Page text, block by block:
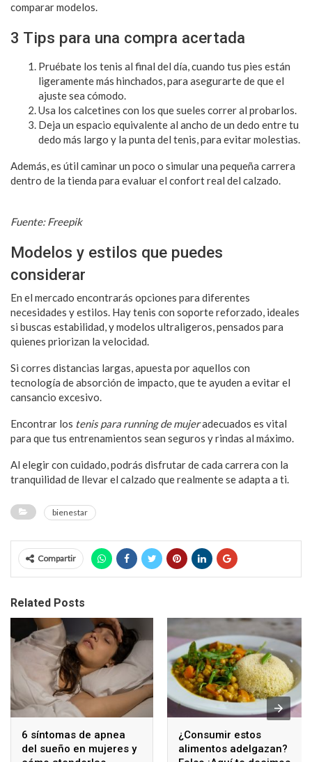
comparar modelos.
3 Tips para una compra acertada
Pruébate los tenis al final del día, cuando tus pies están
ligeramente más hinchados, para asegurarte de que el
ajuste sea cómodo.
Usa los calcetines con los que sueles correr al probarlos.
Deja un espacio equivalente al ancho de un dedo entre tu
dedo más largo y la punta del tenis, para evitar molestias.
Además, es útil caminar un poco o simular una pequeña carrera
dentro de la tienda para evaluar el confort real del calzado.
Fuente: Freepik
Modelos y estilos que puedes
considerar
En el mercado encontrarás opciones para diferentes
necesidades y estilos. Hay tenis con soporte reforzado, ideales
si buscas estabilidad, y modelos ultraligeros, pensados para
quienes priorizan la velocidad.
Si corres distancias largas, apuesta por aquellos con
tecnología de absorción de impacto, que te ayuden a evitar el
cansancio excesivo.
Encontrar los tenis para running de mujeradecuados es vital
para que tus entrenamientos sean seguros y rindas al máximo.
Al elegir con cuidado, podrás disfrutar de cada carrera con la
tranquilidad de llevar el calzado que realmente se adapta a ti.
bienestar
Compartir
Related Posts
6 síntomas de apnea
del sueño en mujeres y
¿Consumir estos
alimentos adelgazan?